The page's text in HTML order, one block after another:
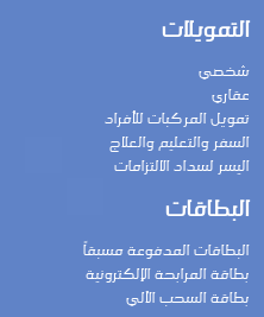
التمويلات
شخصي
عقاري
تمويل المركبات للأفراد
السفر والتعليم والعلاج
اليسر لسداد الالتزامات
البطاقات
البطاقات المدفوعة مسبقاً
بطاقة المرابحة الإلكترونية
بطاقة السحب الآلي